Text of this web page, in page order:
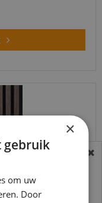
periode zijn wij
helaas niet
×
gebruik
om uw
Door